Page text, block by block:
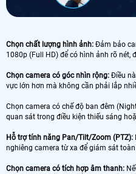
Chọn chất lượng hình ảnh: Đảm bảo
1080p (Full HD) để có hình ảnh rõ nét,
Chọn camera có góc nhìn rộng: Điều
vực lớn hơn mà không cần phải lắp
Chọn camera có chế độ ban đêm
quan sát trong điều kiện thiếu sáng
Hỗ trợ tính năng Pan/Tilt/Zoom (PTZ):
nghiêng camera từ xa để giám sát
Chọn camera có tích hợp âm thanh: